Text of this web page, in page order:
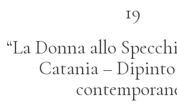
19
“La Donna allo
Catania –